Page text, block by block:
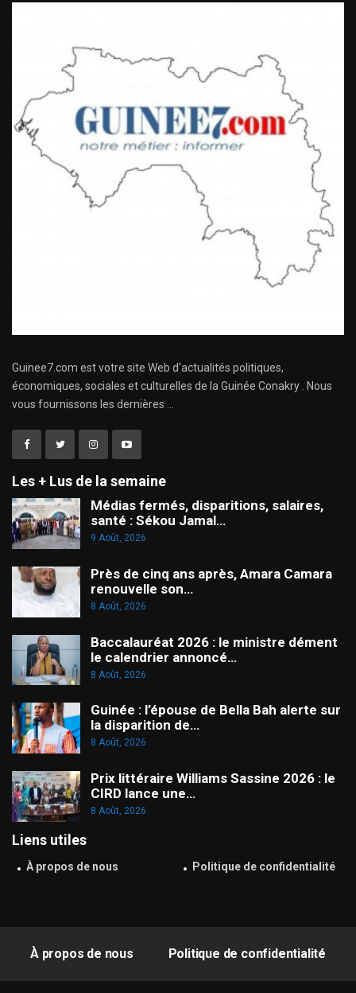
Guinee7.com est votre site Web d'actualités politiques,
économiques, sociales et culturelles de la Guinée Conakry . Nous
vous fournissons les dernières ...
Les + Lus de la semaine
Médias fermés, disparitions, salaires,
santé : Sékou Jamal…
9 Août, 2026
Près de cinq ans après, Amara Camara
renouvelle son…
8 Août, 2026
Baccalauréat 2026 : le ministre dément
le calendrier annoncé…
8 Août, 2026
Guinée : l’épouse de Bella Bah alerte sur
la disparition de…
8 Août, 2026
Prix littéraire Williams Sassine 2026 : le
CIRD lance une…
8 Août, 2026
Liens utiles
À propos de nous Politique de confidentialité
À propos de nous Politique de confidentialité